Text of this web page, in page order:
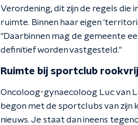
Verordening, dit zijn de regels
ruimte. Binnen haar eigen
"Daarbinnen mag de gemeente
definitief worden vastgesteld."
Ruimte bij sportclub rookvrij
Oncoloog-gynaecoloog Luc van
begon met de sportclubs van zijn
nieuws. Je staat dan ineens